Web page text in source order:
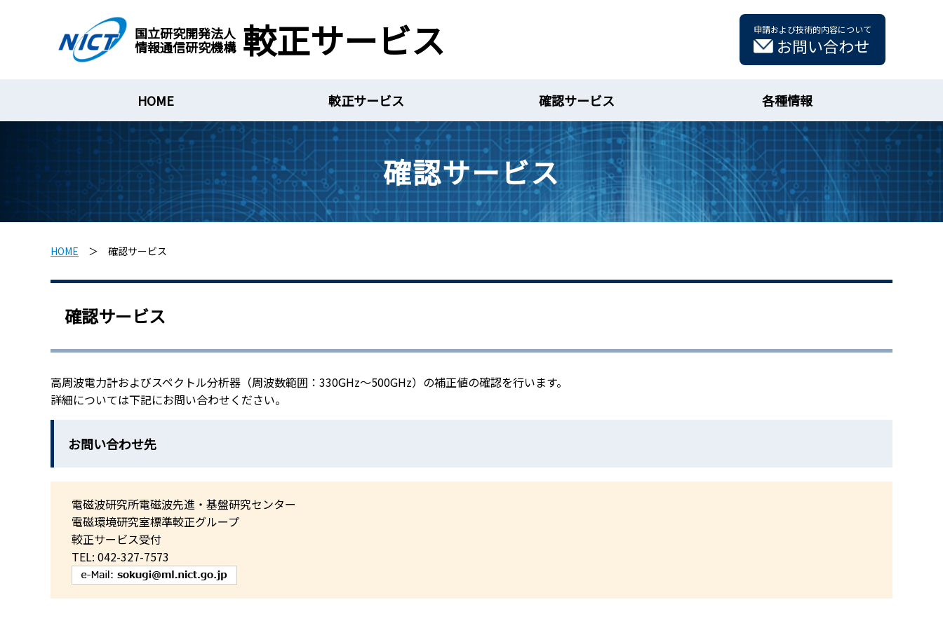
国立研究開発法人
情報通信研究機構 較正サービス 申請および技術的内容について
お問い合わせ
HOME 較正サービス 確認サービス 各種情報
確認サービス
HOME ＞ 確認サービス
確認サービス
高周波電力計およびスペクトル分析器（周波数範囲：330GHz～500GHz）の補正値の確認を行います。
詳細については下記にお問い合わせください。
お問い合わせ先
電磁波研究所電磁波先進・基盤研究センター
電磁環境研究室標準較正グループ
較正サービス受付
TEL: 042-327-7573